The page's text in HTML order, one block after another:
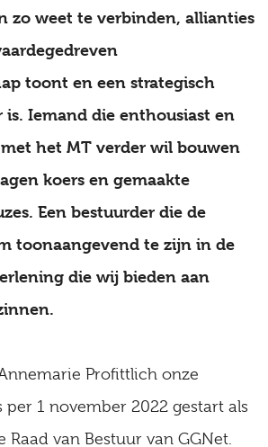
zo weet te verbinden, allianties
toont en een strategisch
is. Iemand die enthousiast en
het MT verder wil bouwen
koers en gemaakte
Een bestuurder die de
toonaangevend te zijn in de
die wij bieden aan
Profittlich onze
per 1 november 2022 gestart als
Raad van Bestuur van GGNet.